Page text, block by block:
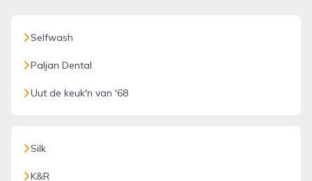
Selfwash
Paljan Dental
Uut de keuk'n van '68
Silk
K&R